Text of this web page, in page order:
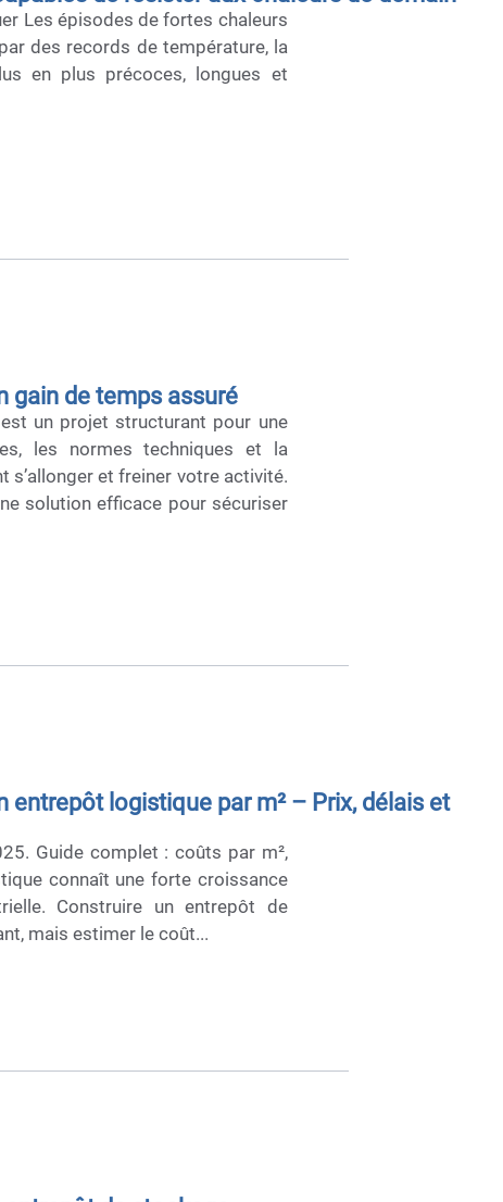
Les épisodes de fortes chaleurs
des records de température, la
en plus précoces, longues et
gain de temps assuré
un projet structurant pour une
les normes techniques et la
s’allonger et freiner votre activité.
solution efficace pour sécuriser
entrepôt logistique par m² – Prix, délais et
Guide complet : coûts par m²,
connaît une forte croissance
Construire un entrepôt de
mais estimer le coût...